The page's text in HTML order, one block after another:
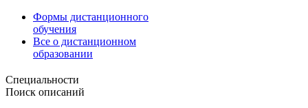
Формы дистанционного
обучения
Все о дистанционном
образовании
Специальности
Поиск описаний